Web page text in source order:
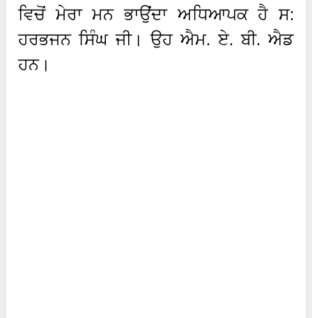
ਵਿਚੋਂ ਮੇਰਾ ਮਨ ਭਾਉਂਦਾ ਅਧਿਆਪਕ ਹੈ ਸ:
ਹਰਭਜਨ ਸਿੰਘ ਜੀ। ਉਹ ਐਮ. ਏ. ਬੀ. ਐਡ
ਹਨ।